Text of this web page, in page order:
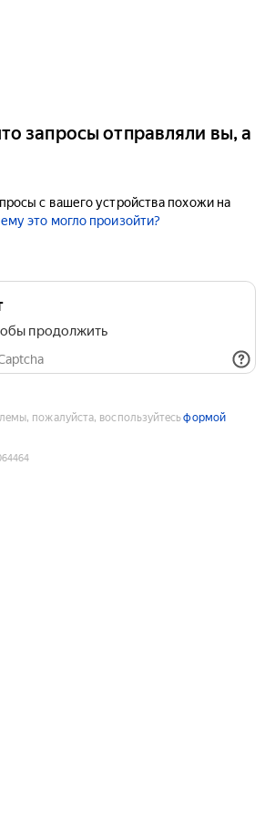
запросы отправляли вы, а
с вашего устройства похожи на
это могло произойти?
продолжить
пожалуйста, воспользуйтесьформой